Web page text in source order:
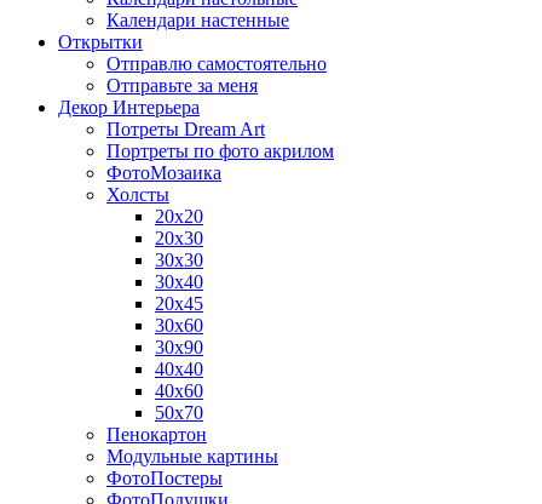
Календари настенные
Открытки
Отправлю самостоятельно
Отправьте за меня
Декор Интерьера
Потреты Dream Art
Портреты по фото акрилом
ФотоМозаика
Холсты
20х20
20х30
30х30
30х40
20х45
30х60
30х90
40х40
40х60
50х70
Пенокартон
Модульные картины
ФотоПостеры
ФотоПодушки